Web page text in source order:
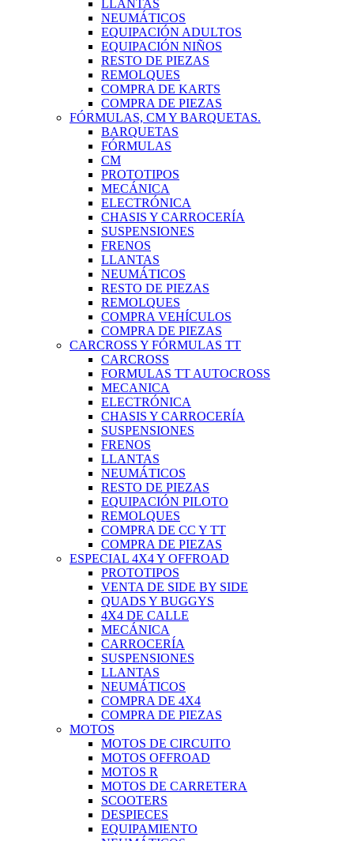
LLANTAS
NEUMÁTICOS
EQUIPACIÓN ADULTOS
EQUIPACIÓN NIÑOS
RESTO DE PIEZAS
REMOLQUES
COMPRA DE KARTS
COMPRA DE PIEZAS
FÓRMULAS, CM Y BARQUETAS.
BARQUETAS
FÓRMULAS
CM
PROTOTIPOS
MECÁNICA
ELECTRÓNICA
CHASIS Y CARROCERÍA
SUSPENSIONES
FRENOS
LLANTAS
NEUMÁTICOS
RESTO DE PIEZAS
REMOLQUES
COMPRA VEHÍCULOS
COMPRA DE PIEZAS
CARCROSS Y FÓRMULAS TT
CARCROSS
FORMULAS TT AUTOCROSS
MECANICA
ELECTRÓNICA
CHASIS Y CARROCERÍA
SUSPENSIONES
FRENOS
LLANTAS
NEUMÁTICOS
RESTO DE PIEZAS
EQUIPACIÓN PILOTO
REMOLQUES
COMPRA DE CC Y TT
COMPRA DE PIEZAS
ESPECIAL 4X4 Y OFFROAD
PROTOTIPOS
VENTA DE SIDE BY SIDE
QUADS Y BUGGYS
4X4 DE CALLE
MECÁNICA
CARROCERÍA
SUSPENSIONES
LLANTAS
NEUMÁTICOS
COMPRA DE 4X4
COMPRA DE PIEZAS
MOTOS
MOTOS DE CIRCUITO
MOTOS OFFROAD
MOTOS R
MOTOS DE CARRETERA
SCOOTERS
DESPIECES
EQUIPAMIENTO